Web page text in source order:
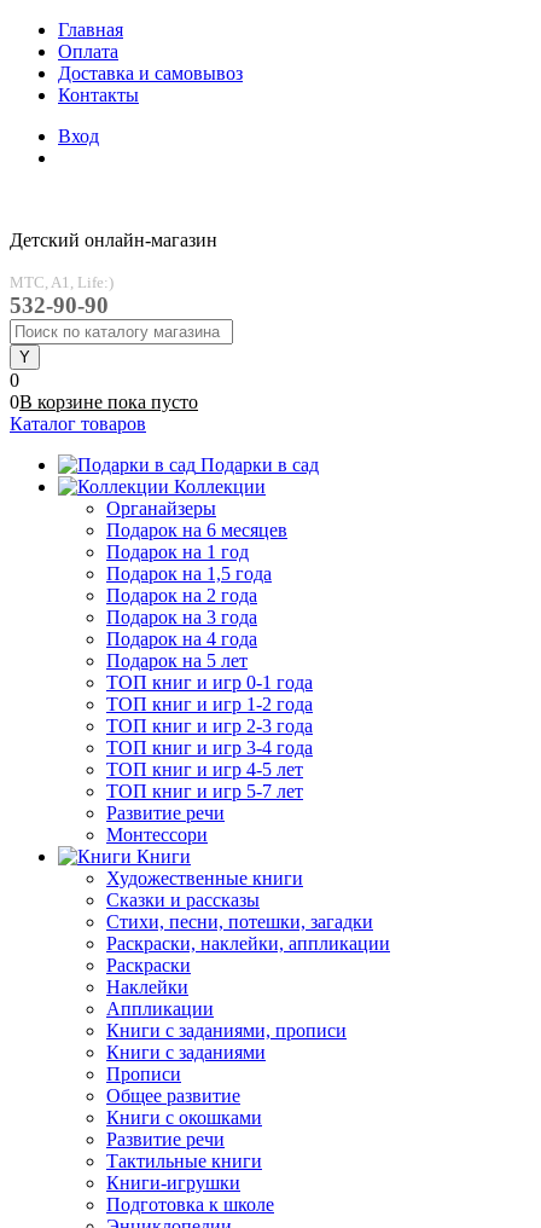
Главная
Оплата
Доставка и самовывоз
Контакты
Вход
Детский онлайн-магазин
MTC, A1, Life:)
532-90-90
0
0В корзине пока пусто
Каталог товаров
Подарки в сад
Коллекции
Органайзеры
Подарок на 6 месяцев
Подарок на 1 год
Подарок на 1,5 года
Подарок на 2 года
Подарок на 3 года
Подарок на 4 года
Подарок на 5 лет
ТОП книг и игр 0-1 года
ТОП книг и игр 1-2 года
ТОП книг и игр 2-3 года
ТОП книг и игр 3-4 года
ТОП книг и игр 4-5 лет
ТОП книг и игр 5-7 лет
Развитие речи
Монтессори
Книги
Художественные книги
Сказки и рассказы
Стихи, песни, потешки, загадки
Раскраски, наклейки, аппликации
Раскраски
Наклейки
Аппликации
Книги с заданиями, прописи
Книги с заданиями
Прописи
Общее развитие
Книги с окошками
Развитие речи
Тактильные книги
Книги-игрушки
Подготовка к школе